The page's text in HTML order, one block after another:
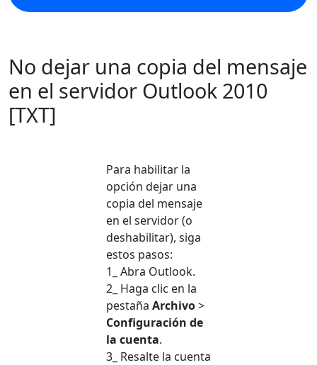
No dejar una copia del mensaje
en el servidor Outlook 2010
[TXT]
Para habilitar la
opción dejar una
copia del mensaje
en el servidor (o
deshabilitar), siga
estos pasos:
1_ Abra Outlook.
2_ Haga clic en la
pestaña Archivo>
Configuración de
la cuenta.
3_ Resalte la cuenta